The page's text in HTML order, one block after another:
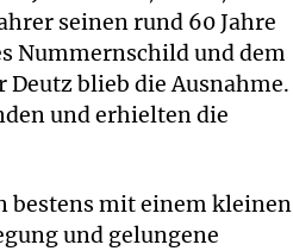
seinen rund 60 Jahre
Nummernschild und dem
Deutz blieb die Ausnahme.
und erhielten die
bestens mit einem kleinen
und gelungene